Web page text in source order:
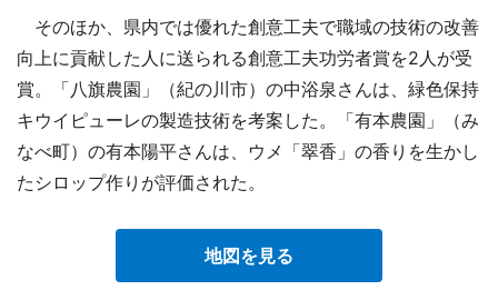
そのほか、県内では優れた創意工夫で職域の技術の改善
向上に貢献した人に送られる創意工夫功労者賞を2人が受
賞。「八旗農園」（紀の川市）の中浴泉さんは、緑色保持
キウイピューレの製造技術を考案した。「有本農園」（み
なべ町）の有本陽平さんは、ウメ「翠香」の香りを生かし
たシロップ作りが評価された。
地図を見る